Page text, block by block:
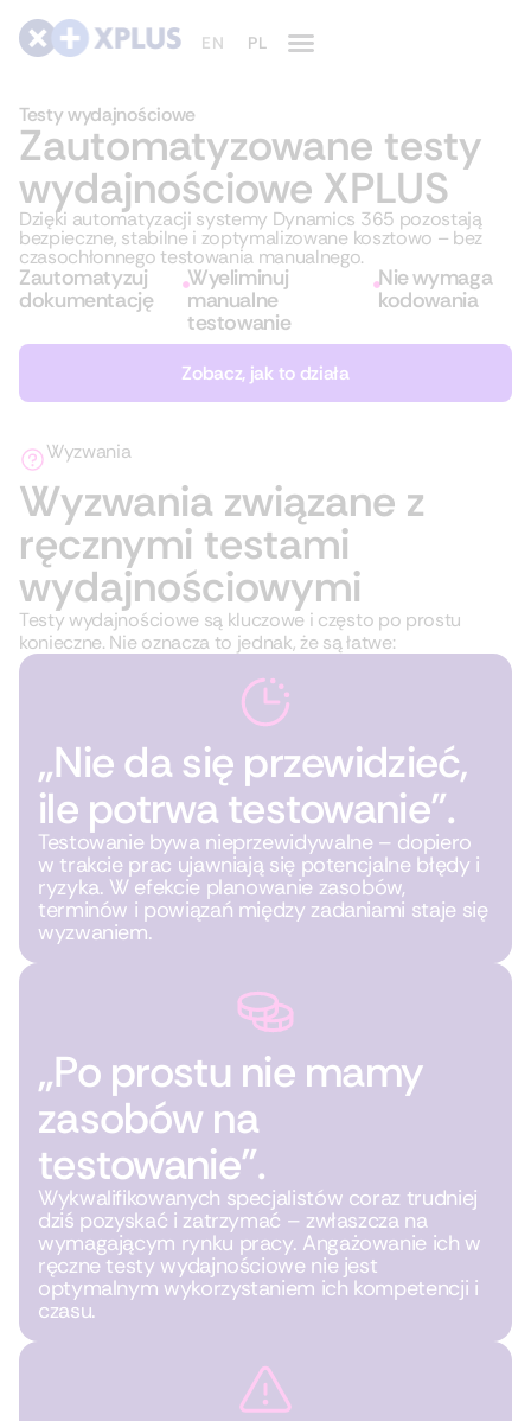
Testy wydajnościowe
Zautomatyzowane testy
wydajnościowe XPLUS
Dzięki automatyzacji systemy Dynamics 365 pozostają
bezpieczne, stabilne i zoptymalizowane kosztowo – bez
czasochłonnego testowania manualnego.
Zautomatyzuj
dokumentację
Wyeliminuj
manualne
testowanie
Nie wymaga
kodowania
Zobacz, jak to działa
Wyzwania
Wyzwania związane z
ręcznymi testami
wydajnościowymi
Testy wydajnościowe są kluczowe i często po prostu
konieczne. Nie oznacza to jednak, że są łatwe:
„Nie da się przewidzieć,
ile potrwa testowanie”.
Testowanie bywa nieprzewidywalne – dopiero
w trakcie prac ujawniają się potencjalne błędy i
ryzyka. W efekcie planowanie zasobów,
terminów i powiązań między zadaniami staje się
wyzwaniem.
„Po prostu nie mamy
zasobów na
testowanie”.
Wykwalifikowanych specjalistów coraz trudniej
dziś pozyskać i zatrzymać – zwłaszcza na
wymagającym rynku pracy. Angażowanie ich w
ręczne testy wydajnościowe nie jest
optymalnym wykorzystaniem ich kompetencji i
czasu.